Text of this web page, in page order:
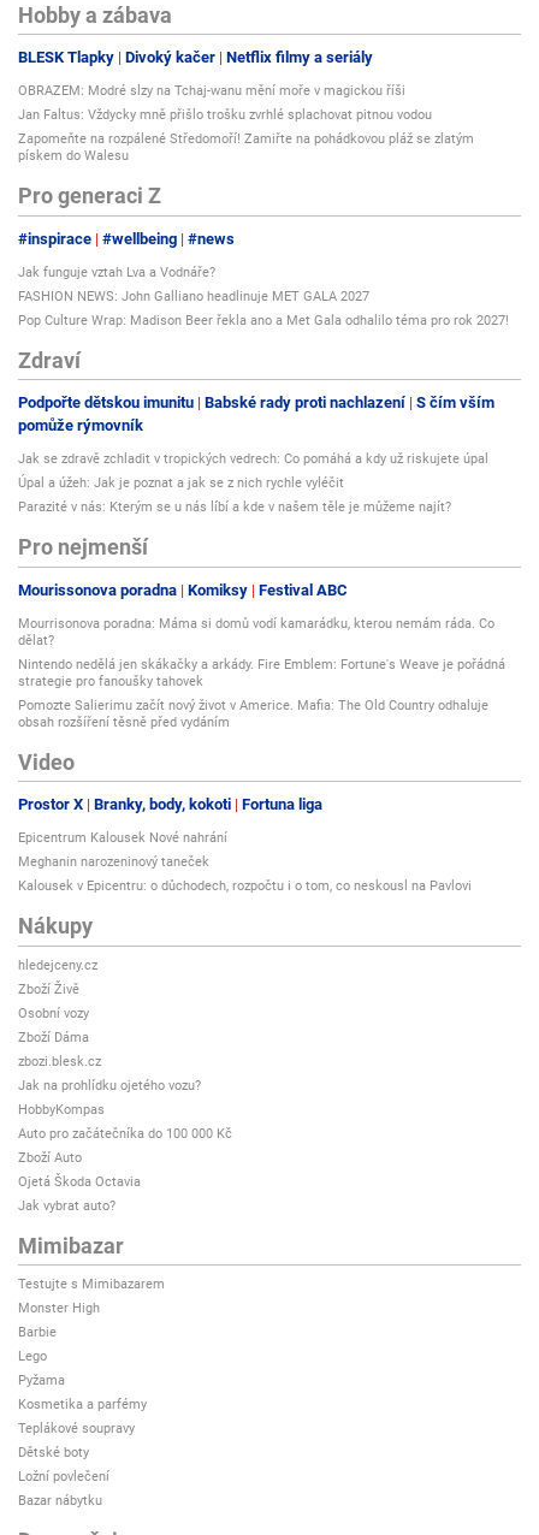
Hobby a zábava
BLESK Tlapky Divoký kačer Netflix filmy a seriály
OBRAZEM: Modré slzy na Tchaj-wanu mění moře v magickou říši
Jan Faltus: Vždycky mně přišlo trošku zvrhlé splachovat pitnou vodou
Zapomeňte na rozpálené Středomoří! Zamiřte na pohádkovou pláž se zlatým
pískem do Walesu
Pro generaci Z
#inspirace #wellbeing #news
Jak funguje vztah Lva a Vodnáře?
FASHION NEWS: John Galliano headlinuje MET GALA 2027
Pop Culture Wrap: Madison Beer řekla ano a Met Gala odhalilo téma pro rok 2027!
Zdraví
Podpořte dětskou imunitu Babské rady proti nachlazení S čím vším
pomůže rýmovník
Jak se zdravě zchladit v tropických vedrech: Co pomáhá a kdy už riskujete úpal
Úpal a úžeh: Jak je poznat a jak se z nich rychle vyléčit
Parazité v nás: Kterým se u nás líbí a kde v našem těle je můžeme najít?
Pro nejmenší
Mourissonova poradna Komiksy Festival ABC
Mourrisonova poradna: Máma si domů vodí kamarádku, kterou nemám ráda. Co
dělat?
Nintendo nedělá jen skákačky a arkády. Fire Emblem: Fortune's Weave je pořádná
strategie pro fanoušky tahovek
Pomozte Salierimu začít nový život v Americe. Mafia: The Old Country odhaluje
obsah rozšíření těsně před vydáním
Video
Prostor X Branky, body, kokoti Fortuna liga
Epicentrum Kalousek Nové nahrání
Meghanin narozeninový taneček
Kalousek v Epicentru: o důchodech, rozpočtu i o tom, co neskousl na Pavlovi
Nákupy
hledejceny.cz
Zboží Živě
Osobní vozy
Zboží Dáma
zbozi.blesk.cz
Jak na prohlídku ojetého vozu?
HobbyKompas
Auto pro začátečníka do 100 000 Kč
Zboží Auto
Ojetá Škoda Octavia
Jak vybrat auto?
Mimibazar
Testujte s Mimibazarem
Monster High
Barbie
Lego
Pyžama
Kosmetika a parfémy
Teplákové soupravy
Dětské boty
Ložní povlečení
Bazar nábytku